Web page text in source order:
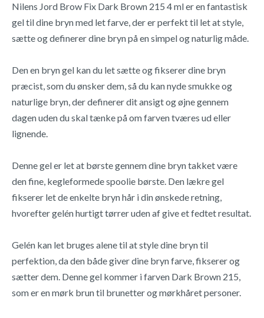
Nilens Jord Brow Fix Dark Brown 215 4 ml er en fantastisk
gel til dine bryn med let farve, der er perfekt til let at style,
sætte og definerer dine bryn på en simpel og naturlig måde.
Den en bryn gel kan du let sætte og fikserer dine bryn
præcist, som du ønsker dem, så du kan nyde smukke og
naturlige bryn, der definerer dit ansigt og øjne gennem
dagen uden du skal tænke på om farven tværes ud eller
lignende.
Denne gel er let at børste gennem dine bryn takket være
den fine, kegleformede spoolie børste. Den lækre gel
fikserer let de enkelte bryn hår i din ønskede retning,
hvorefter gelén hurtigt tørrer uden af give et fedtet resultat.
Gelén kan let bruges alene til at style dine bryn til
perfektion, da den både giver dine bryn farve, fikserer og
sætter dem. Denne gel kommer i farven Dark Brown 215,
som er en mørk brun til brunetter og mørkhåret personer.